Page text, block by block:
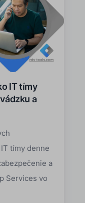
IT tímy
a
tímy denne
a
Services vo